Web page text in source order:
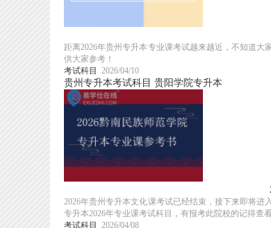
距离2026年贵州专升本专业课考试越来越近，不知道
供大家参考！
考试科目
2026/04/10
贵州专升本考试科目 贵阳学院专升本
2026年贵州专升本文化课考试已经结束，接下来即将
专升本2026年专业课考试科目，有报考此院校的记得查看
考试科目
2026/04/08